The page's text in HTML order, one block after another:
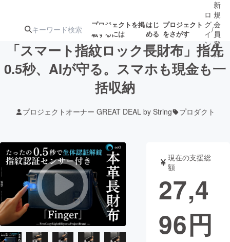
プロジェクトを掲
載するには
はじ
める
プロジェクト
をさがす
注目の新着プロ募集終了が近いプ
テクノロジー・ガジェット
映像・映画 書籍・雑誌
ビジネス・起業 チャレンジ
ロ
グ
イ
ン
/
新
規
会
員
登
録
「スマート指紋ロック長財布」指先
0.5秒、AIが守る。スマホも現金も一
括収納
プロジェクトオーナー GREAT DEAL by String プロダクト
現在の支援総
額
27,4
96円